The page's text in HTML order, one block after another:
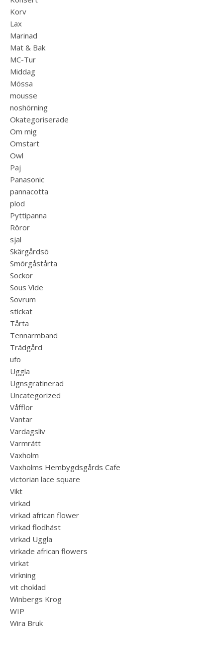
Korv
Lax
Marinad
Mat & Bak
MC-Tur
Middag
Mössa
mousse
noshörning
Okategoriserade
Om mig
Omstart
Owl
Paj
Panasonic
pannacotta
plod
Pyttipanna
Röror
sjal
Skärgårdsö
Smörgåstårta
Sockor
Sous Vide
Sovrum
stickat
Tårta
Tennarmband
Trädgård
ufo
Uggla
Ugnsgratinerad
Uncategorized
Våfflor
Vantar
Vardagsliv
Varmrätt
Vaxholm
Vaxholms Hembygdsgårds Cafe
victorian lace square
Vikt
virkad
virkad african flower
virkad flodhäst
virkad Uggla
virkade african flowers
virkat
virkning
vit choklad
Winbergs Krog
WIP
Wira Bruk